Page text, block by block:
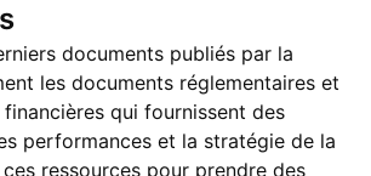
documents publiés par la
les documents réglementaires et
qui fournissent des
performances et la stratégie de la
ressources pour prendre des